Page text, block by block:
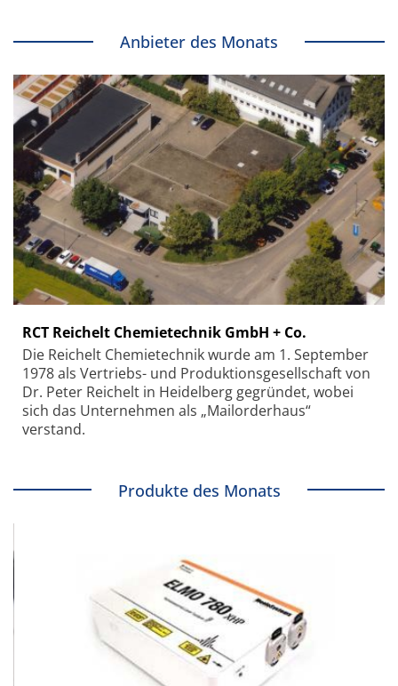
Anbieter des Monats
RCT Reichelt Chemietechnik GmbH + Co.
Die Reichelt Chemietechnik wurde am 1. September
1978 als Vertriebs- und Produktionsgesellschaft von
Dr. Peter Reichelt in Heidelberg gegründet, wobei
sich das Unternehmen als „Mailorderhaus“
verstand.
Produkte des Monats